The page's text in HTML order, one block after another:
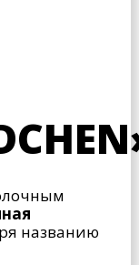
названию